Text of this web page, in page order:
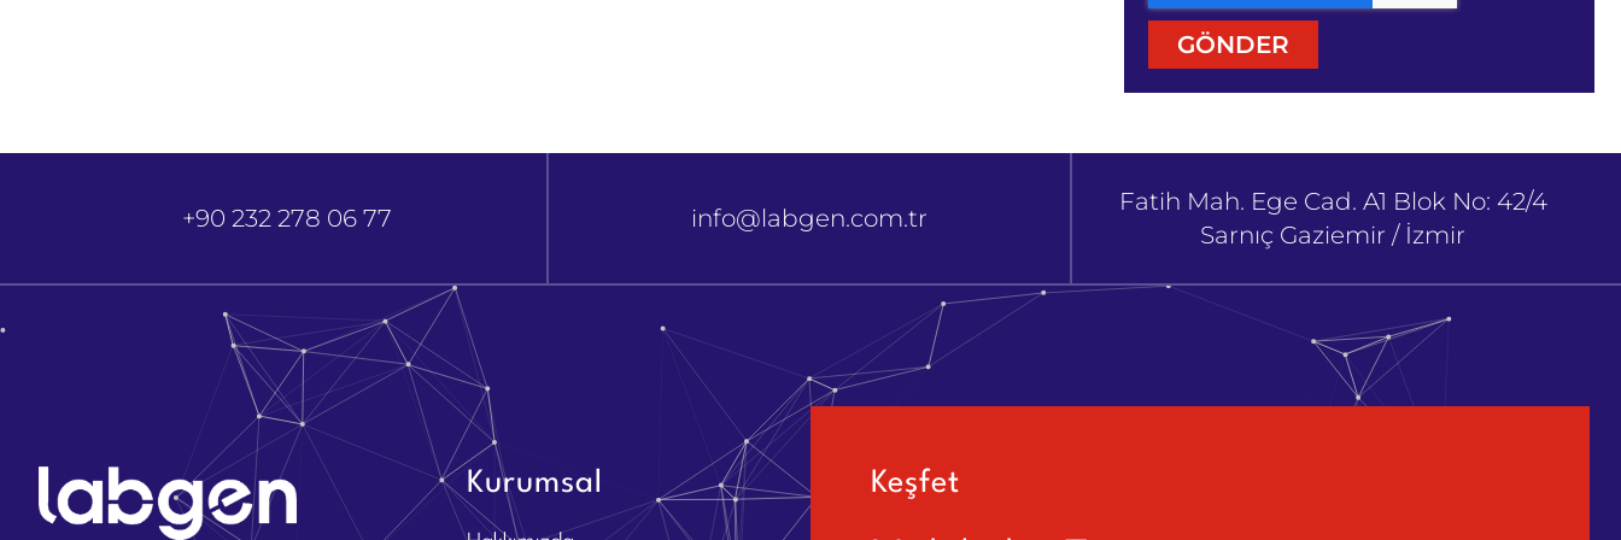
GÖNDER
+90 232 278 06 77 info@labgen.com.tr
Fatih Mah. Ege Cad. A1 Blok No: 42/4
Sarnıç Gaziemir / İzmir
Kurumsal Keşfet